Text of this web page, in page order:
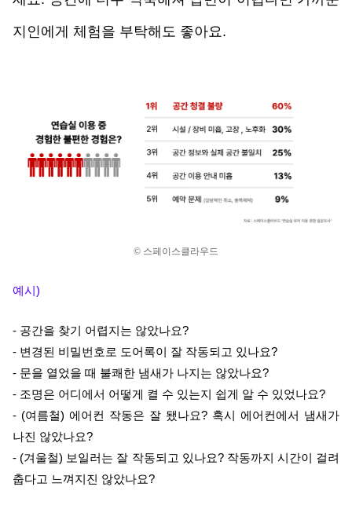
지인에게 체험을 부탁해도 좋아요.
© 스페이스클라우드
예시)
- 공간을 찾기 어렵지는 않았나요?
- 변경된 비밀번호로 도어록이 잘 작동되고 있나요?
- 문을 열었을 때 불쾌한 냄새가 나지는 않았나요?
- 조명은 어디에서 어떻게 켤 수 있는지 쉽게 알 수 있었나요?
- (여름철) 에어컨 작동은 잘 됐나요? 혹시 에어컨에서 냄새가
나진 않았나요?
- (겨울철) 보일러는 잘 작동되고 있나요? 작동까지 시간이 걸려
춥다고 느껴지진 않았나요?